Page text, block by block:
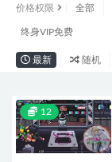
价格权限 全部
终身VIP免费
最新 随机
12